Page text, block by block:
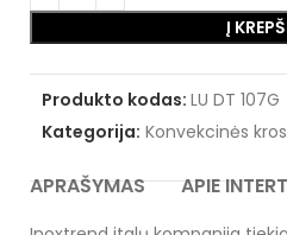
Į
Produkto kodas: LU DT 107G
Kategorija: Konvekcinės
APRAŠYMAS APIE